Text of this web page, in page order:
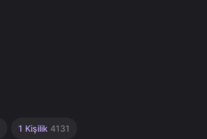
1 Kişilik 4131